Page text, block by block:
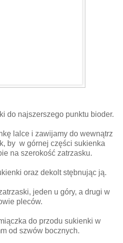
do najszerszego punktu bioder.
lalce i zawijamy do wewnątrz
by w górnej części sukienka
na szerokość zatrzasku.
oraz dekolt stębnując ją.
jeden u góry, a drugi w
pleców.
do przodu sukienki w
od szwów bocznych.